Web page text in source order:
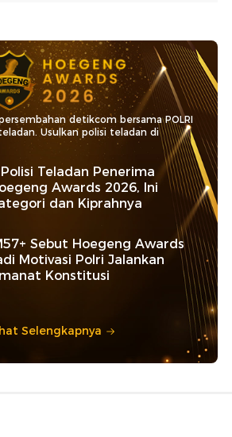
detikcom bersama POLRI
Usulkan polisi teladan di
Teladan Penerima
Awards 2026, Ini
dan Kiprahnya
Sebut Hoegeng Awards
Motivasi Polri Jalankan
Konstitusi
Selengkapnya